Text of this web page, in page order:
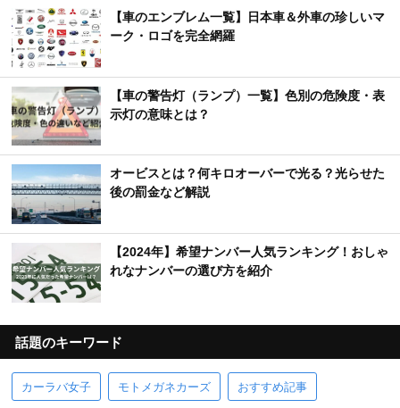
【車のエンブレム一覧】日本車＆外車の珍しいマ
ーク・ロゴを完全網羅
【車の警告灯（ランプ）一覧】色別の危険度・表
示灯の意味とは？
オービスとは？何キロオーバーで光る？光らせた
後の罰金など解説
【2024年】希望ナンバー人気ランキング！おしゃ
れなナンバーの選び方を紹介
話題のキーワード
カーラバ女子 モトメガネカーズ おすすめ記事